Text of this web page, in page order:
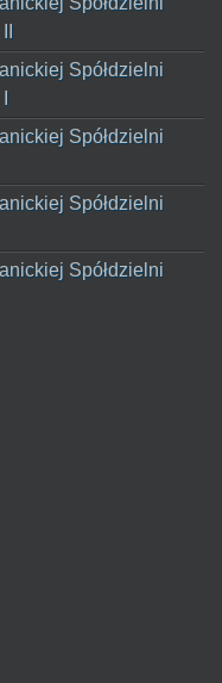
Spółdzielni
I
Spółdzielni
Spółdzielni
Spółdzielni